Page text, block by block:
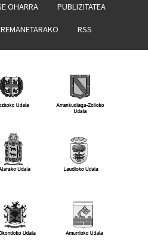
OHARRA PUBLIZITATEA
RSS